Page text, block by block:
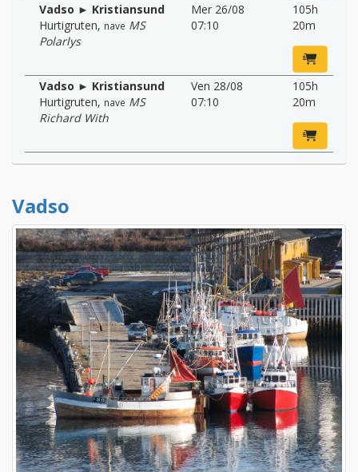
Vadso ► Kristiansund
Hurtigruten, nave MS
Polarlys
Mer 26/08
07:10
105h
20m
Vadso ► Kristiansund
Hurtigruten, nave MS
Richard With
Ven 28/08
07:10
105h
20m
Vadso